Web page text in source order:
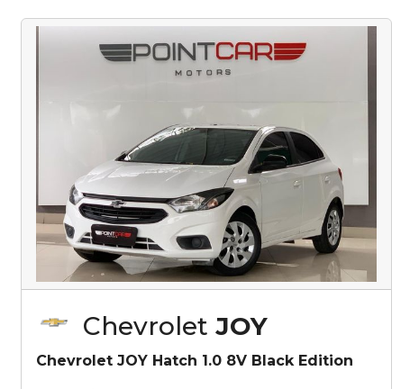
Chevrolet JOY
Chevrolet JOY Hatch 1.0 8V Black Edition